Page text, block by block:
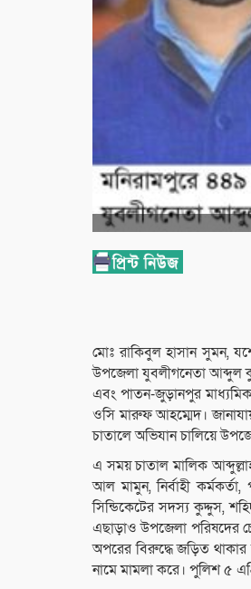
মোঃ রাকিবুল হাসান সুমন,
উপজেলা যুবলীগনেতা আব্দুল
এবং পাতন-জুড়ানপুর
ওসি মারুফ আহম্মেদ।
চাতালে অভিযান চালিয়ে
এ সময় চাতাল মালিক
আল মামুন, নির্বাহী
সিন্ডিকেটের সদস্য কুদ্দুস,
এছাড়াও উপজেলা পরিষদের
অপরের বিরুদ্ধে জড়িত
নামে মামলা করে। পুলিশ ৫